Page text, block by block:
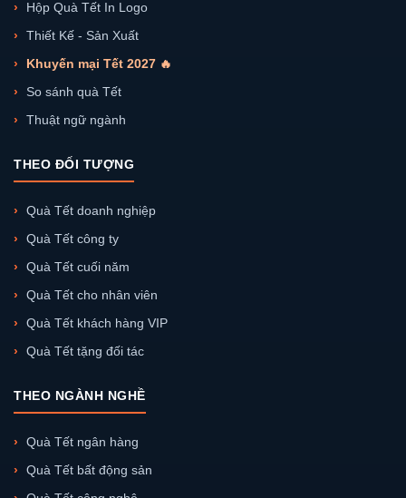
Hộp Quà Tết In Logo
Thiết Kế - Sản Xuất
Khuyến mại Tết 2027 🔥
So sánh quà Tết
Thuật ngữ ngành
THEO ĐỐI TƯỢNG
Quà Tết doanh nghiệp
Quà Tết công ty
Quà Tết cuối năm
Quà Tết cho nhân viên
Quà Tết khách hàng VIP
Quà Tết tặng đối tác
THEO NGÀNH NGHỀ
Quà Tết ngân hàng
Quà Tết bất động sản